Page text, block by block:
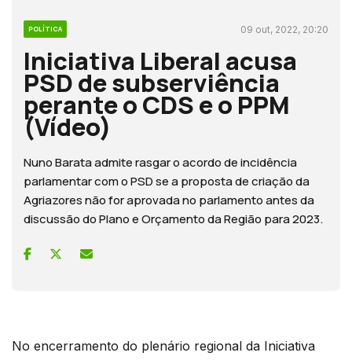
POLÍTICA 09 out, 2022, 20:20
Iniciativa Liberal acusa
PSD de subserviência
perante o CDS e o PPM
(Vídeo)
Nuno Barata admite rasgar o acordo de incidência
parlamentar com o PSD se a proposta de criação da
Agriazores não for aprovada no parlamento antes da
discussão do Plano e Orçamento da Região para 2023.
No encerramento do plenário regional da Iniciativa